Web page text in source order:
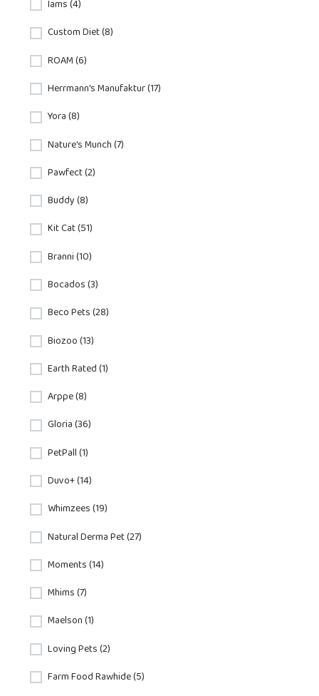
Iams (4)
Custom Diet (8)
ROAM (6)
Herrmann's Manufaktur (17)
Yora (8)
Nature's Munch (7)
Pawfect (2)
Buddy (8)
Kit Cat (51)
Branni (10)
Bocados (3)
Beco Pets (28)
Biozoo (13)
Earth Rated (1)
Arppe (8)
Gloria (36)
PetPall (1)
Duvo+ (14)
Whimzees (19)
Natural Derma Pet (27)
Moments (14)
Mhims (7)
Maelson (1)
Loving Pets (2)
Farm Food Rawhide (5)